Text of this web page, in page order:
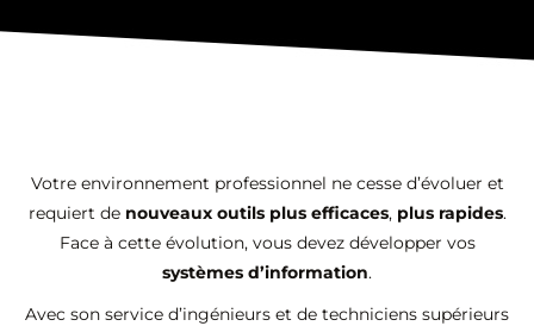
Votre environnement professionnel ne cesse d’évoluer et
requiert de nouveaux outils plus efficaces, plus rapides.
Face à cette évolution, vous devez développer vos
systèmes d’information.
Avec son service d’ingénieurs et de techniciens supérieurs